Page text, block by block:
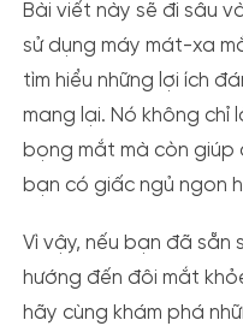
Bài viết này sẽ đi sâu
sử dụng máy mát-xa
tìm hiểu những lợi ích
mang lại. Nó không chỉ
bọng mắt mà còn giúp
bạn có giấc ngủ ngon
Vì vậy, nếu bạn đã sẵn
hướng đến đôi mắt
hãy cùng khám phá